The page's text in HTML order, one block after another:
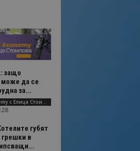
защо
може да се
за...
AI Travel Economy с Елица Стоилова
губят
грешки в